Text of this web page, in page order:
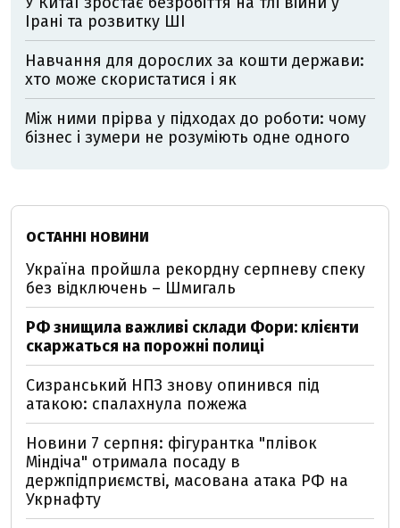
Ірані та розвитку ШІ
Навчання для дорослих за кошти держави:
хто може скористатися і як
Між ними прірва у підходах до роботи: чому
бізнес і зумери не розуміють одне одного
ОСТАННІ НОВИНИ
Україна пройшла рекордну серпневу спеку
без відключень – Шмигаль
РФ знищила важливі склади Фори: клієнти
скаржаться на порожні полиці
Сизранський НПЗ знову опинився під
атакою: спалахнула пожежа
Новини 7 серпня: фігурантка "плівок
Міндіча" отримала посаду в
держпідприємстві, масована атака РФ на
Укрнафту